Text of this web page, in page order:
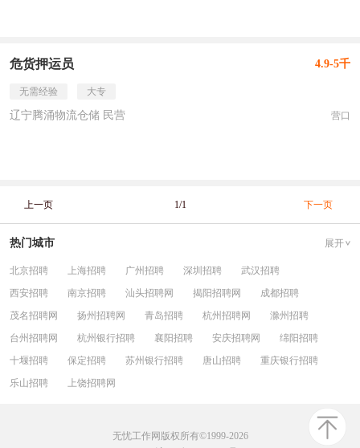
危货押运员 4.9-5千
无需经验 大专
辽宁腾涌物流仓储 民营 营口
上一页 1/1 下一页
热门城市 展开
北京招聘 上海招聘 广州招聘 深圳招聘
武汉招聘
西安招聘
南京招聘 汕头招聘网 揭阳招聘网
成都招聘
茂名招聘网
扬州招聘网 青岛招聘 杭州招聘网
滁州招聘
台州招聘网
杭州银行招聘 襄阳招聘 安庆招聘网
绵阳招聘
十堰招聘
保定招聘 苏州银行招聘 唐山招聘
重庆银行招聘
乐山招聘
上饶招聘网
无忧工作网版权所有©1999-2026